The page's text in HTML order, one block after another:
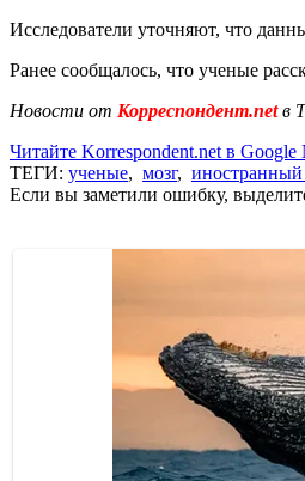
Исследователи уточняют, что
Ранее сообщалось, что ученые
Новости от Корреспондент.netв
Читайте Korrespondent.net в Google
ТЕГИ: ученые, мозг, иностранный
Если вы заметили ошибку,